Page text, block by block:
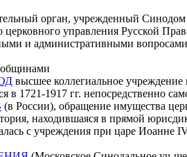
орган, учрежденный Синодом
церковного управления Русской
и административными
общинами
высшее коллегиальное
1721-1917 гг. непосредственно
(в России), обращение имущества
находившаяся в прямой
с учреждения при царе Иоанне